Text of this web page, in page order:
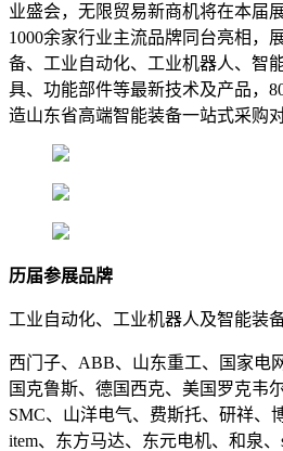
业盛会，无限贸易新商机将在本届
1000余家行业主流品牌同台亮相，
备、工业自动化、工业机器人、智
具、功能部件等最新技术及产品，
造山东省高端智能装备一站式采购
历届参展品牌
工业自动化、工业机器人及智能装
西门子、ABB、山东重工、国家电
国克鲁斯、德国西克、美国罗克韦
SMC、山洋电气、费斯托、研祥、
item、东方马达、东元电机、和泉、